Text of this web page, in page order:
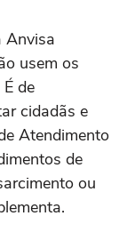
Anvisa
usem os
de
cidadãs e
Atendimento
de
ou